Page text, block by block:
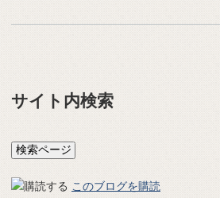
サイト内検索
このブログを購読